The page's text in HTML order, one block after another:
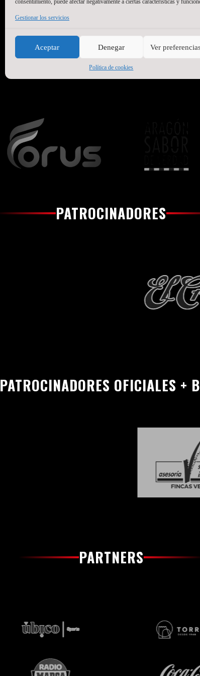
Gestionar los servicios
Aceptar Denegar Ver
Política de cookies
PATROCINADORES
PATROCINADORES OFICIALES +
PARTNERS